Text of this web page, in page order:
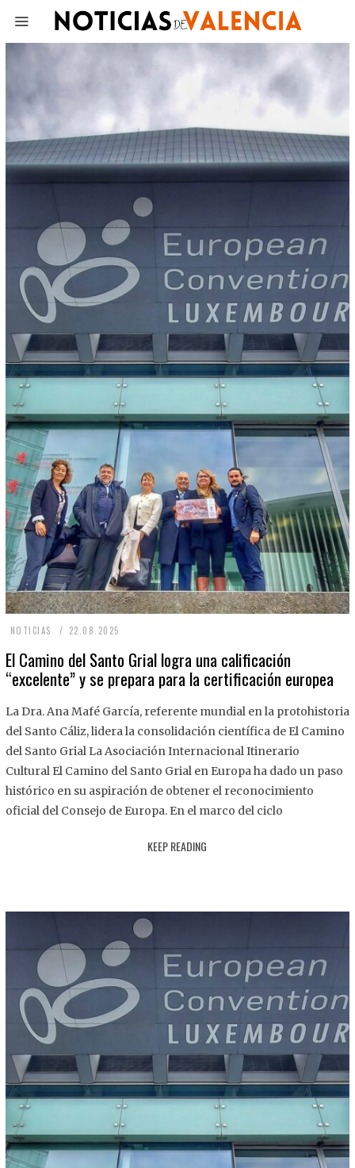
NOTICIAS 22.08.2025
.
8
2
2
El Camino del Santo Grial logra una calificación
“excelente” y se prepara para la certificación europea
La Dra. Ana Mafé García, referente mundial en la protohistoria
del Santo Cáliz, lidera la consolidación científica de El Camino
del Santo Grial La Asociación Internacional Itinerario
Cultural El Camino del Santo Grial en Europa ha dado un paso
histórico en su aspiración de obtener el reconocimiento
oficial del Consejo de Europa. En el marco del ciclo
KEEP READING